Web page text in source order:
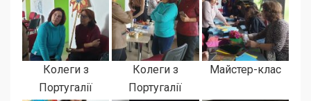
Колеги з
Португалії
Колеги з
Португалії
Майстер-клас